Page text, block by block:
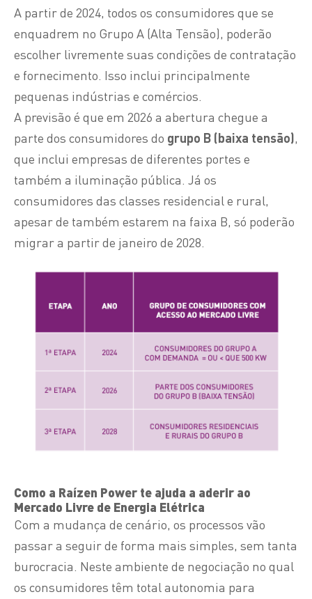
A partir de 2024, todos os consumidores que se
enquadrem no Grupo A (Alta Tensão), poderão
escolher livremente suas condições de contratação
e fornecimento. Isso inclui principalmente
pequenas indústrias e comércios.
A previsão é que em 2026 a abertura chegue a
parte dos consumidores do grupo B (baixa tensão),
que inclui empresas de diferentes portes e
também a iluminação pública. Já os
consumidores das classes residencial e rural,
apesar de também estarem na faixa B, só poderão
migrar a partir de janeiro de 2028.
Como a Raízen Power te ajuda a aderir ao
Mercado Livre de Energia Elétrica
Com a mudança de cenário, os processos vão
passar a seguir de forma mais simples, sem tanta
burocracia. Neste ambiente de negociação no qual
os consumidores têm total autonomia para